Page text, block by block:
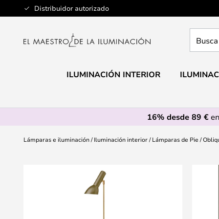
Distribuidor autorizado
Ir
al
aquí
ILUMINACIÓN INTERIOR
16% desde 89 €
Lámparas e iluminación Iluminación interior Lámparas de Pie